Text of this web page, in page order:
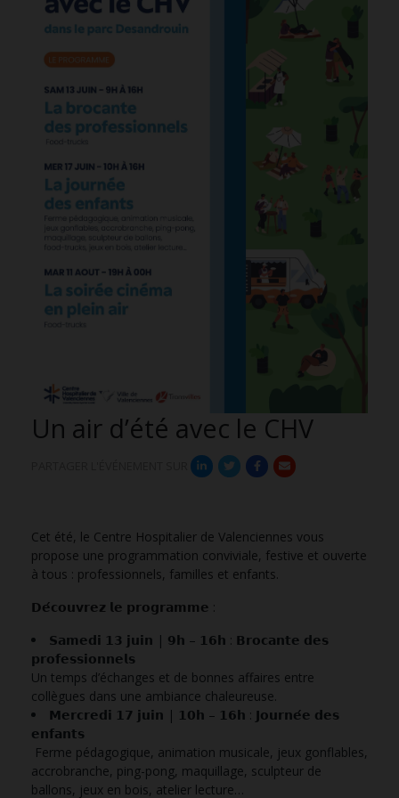
Un air d’été avec le CHV
Cet été, le Centre Hospitalier de Valenciennes vous
propose une programmation conviviale, festive et ouverte
à tous : professionnels, familles et enfants.
𝗗𝗲́𝗰𝗼𝘂𝘃𝗿𝗲𝘇 𝗹𝗲 𝗽𝗿𝗼𝗴𝗿𝗮𝗺𝗺𝗲 :
𝗦𝗮𝗺𝗲𝗱𝗶 𝟭𝟯 𝗷𝘂𝗶𝗻 | 𝟵𝗵 – 𝟭𝟲𝗵 : 𝗕𝗿𝗼𝗰𝗮𝗻𝘁𝗲 𝗱𝗲𝘀
𝗽𝗿𝗼𝗳𝗲𝘀𝘀𝗶𝗼𝗻𝗻𝗲𝗹𝘀
Un temps d’échanges et de bonnes affaires entre
collègues dans une ambiance chaleureuse.
𝗠𝗲𝗿𝗰𝗿𝗲𝗱𝗶 𝟭𝟳 𝗷𝘂𝗶𝗻 | 𝟭𝟬𝗵 – 𝟭𝟲𝗵 : 𝗝𝗼𝘂𝗿𝗻𝗲́𝗲 𝗱𝗲𝘀
𝗲𝗻𝗳𝗮𝗻𝘁𝘀
Ferme pédagogique, animation musicale, jeux gonflables,
accrobranche, ping-pong, maquillage, sculpteur de
ballons, jeux en bois, atelier lecture…